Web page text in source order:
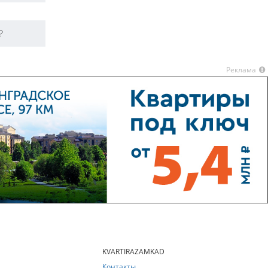
Реклама
KVARTIRAZAMKAD